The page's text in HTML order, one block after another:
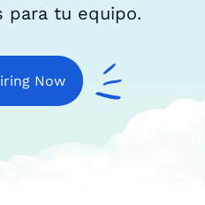
para tu equipo.
Now